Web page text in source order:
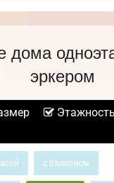
дома
эркером
Этажность
с балконом